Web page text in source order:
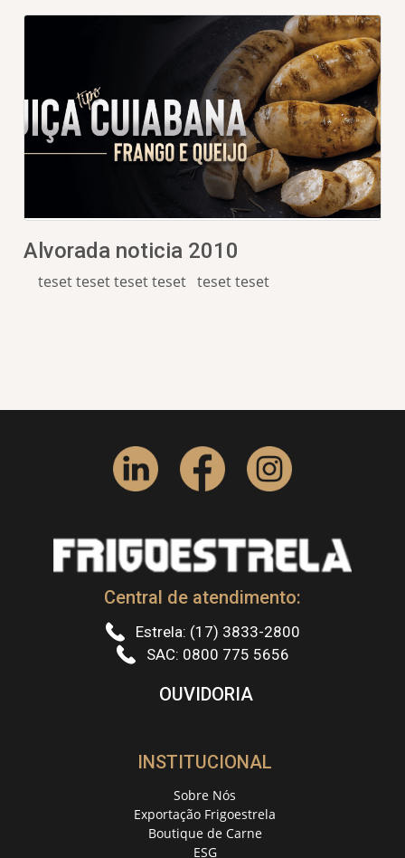
Alvorada noticia 2010
teset teset teset teset teset teset
Central de atendimento:
Estrela: (17) 3833-2800
SAC: 0800 775 5656
OUVIDORIA
INSTITUCIONAL
Sobre Nós
Exportação Frigoestrela
Boutique de Carne
ESG